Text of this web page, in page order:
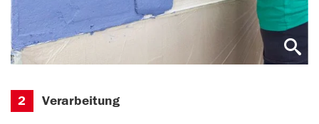
2 Verarbeitung